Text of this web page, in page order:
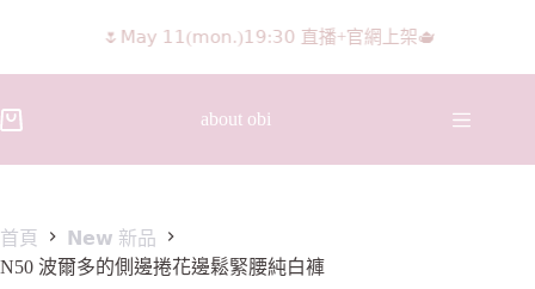
𝖨𝖦 𝖱𝖾𝖾𝗅𝗌影片 隨意留言抽獎🧸🩰
about obi
首頁
𝗡𝗲𝘄 新品
N50 波爾多的側邊捲花邊鬆緊腰純白褲